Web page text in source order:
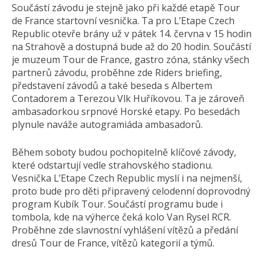
Součástí závodu je stejně jako při každé etapě Tour
de France startovní vesnička. Ta pro L’Etape Czech
Republic otevře brány už v pátek 14. června v 15 hodin
na Strahově a dostupná bude až do 20 hodin. Součástí
je muzeum Tour de France, gastro zóna, stánky všech
partnerů závodu, proběhne zde Riders briefing,
představení závodů a také beseda s Albertem
Contadorem a Terezou Vlk Huříkovou. Ta je zároveň
ambasadorkou srpnové Horské etapy. Po besedách
plynule naváže autogramiáda ambasadorů.
Během soboty budou pochopitelně klíčové závody,
které odstartují vedle strahovského stadionu.
Vesnička L’Etape Czech Republic myslí i na nejmenší,
proto bude pro děti připravený celodenní doprovodný
program Kubík Tour. Součástí programu bude i
tombola, kde na výherce čeká kolo Van Rysel RCR.
Proběhne zde slavnostní vyhlášení vítězů a předání
dresů Tour de France, vítězů kategorií a týmů.